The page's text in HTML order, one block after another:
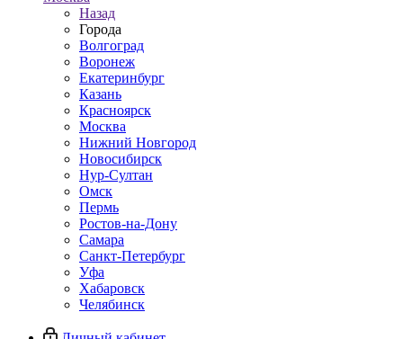
Назад
Города
Волгоград
Воронеж
Екатеринбург
Казань
Красноярск
Москва
Нижний Новгород
Новосибирск
Нур-Султан
Омск
Пермь
Ростов-на-Дону
Самара
Санкт-Петербург
Уфа
Хабаровск
Челябинск